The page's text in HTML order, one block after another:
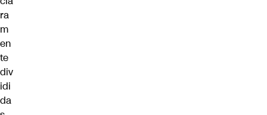
ra
m
en
te
div
idi
da